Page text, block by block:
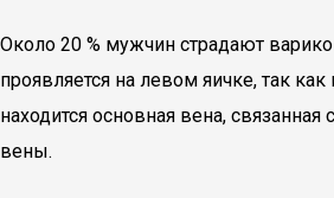
Около 20 % мужчин страдают
проявляется на левом яичке, так
находится основная вена,
вены.